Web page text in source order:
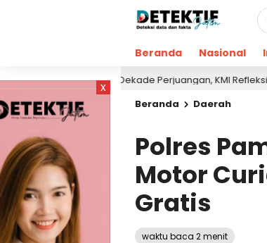
Beranda Nasional
x
Satu Dekade Perjuangan, KMI Refleksikan Kontribusi
Beranda
Daerah
Polres
Motor
Gratis
waktu baca 2 menit